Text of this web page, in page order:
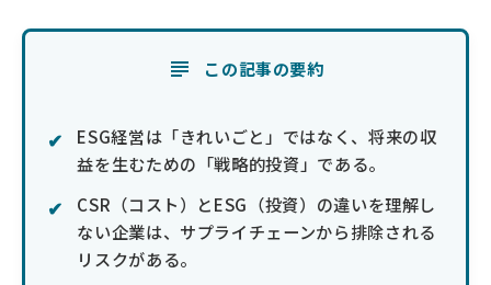
この記事の要約
ESG経営は「きれいごと」ではなく、将来の収
益を生むための「戦略的投資」である。
CSR（コスト）とESG（投資）の違いを理解し
ない企業は、サプライチェーンから排除される
リスクがある。